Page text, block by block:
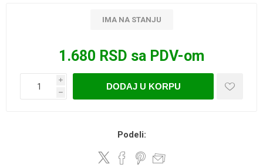
IMA NA STANJU
1.680 RSD sa PDV-om
i
h
DODAJ U KORPU
Podeli: